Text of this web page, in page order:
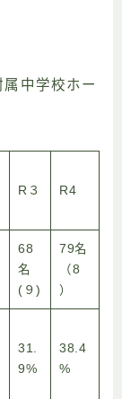
中学校ホー
R３ R4
68
名
(９)
79名
（8
）
31.
9%
38.4
%